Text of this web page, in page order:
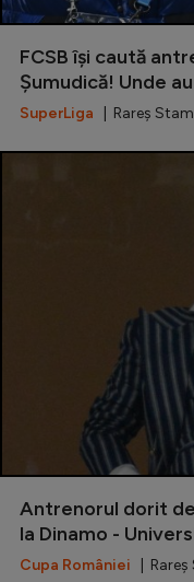
FCSB își caută
Șumudică! Unde
SuperLiga | Rareș
Antrenorul dorit
la Dinamo -
Cupa României |